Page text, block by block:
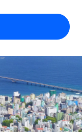
ルHR・給与処理ソ
ョンと支払スピー